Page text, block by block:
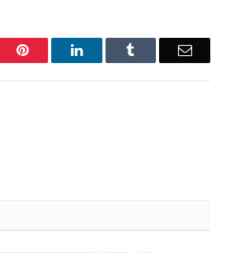
Pinterest LinkedIn Email